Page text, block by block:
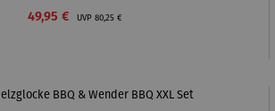
Verkaufspreis:
49,95 € UVP Regulärer Preis:
80,25 €